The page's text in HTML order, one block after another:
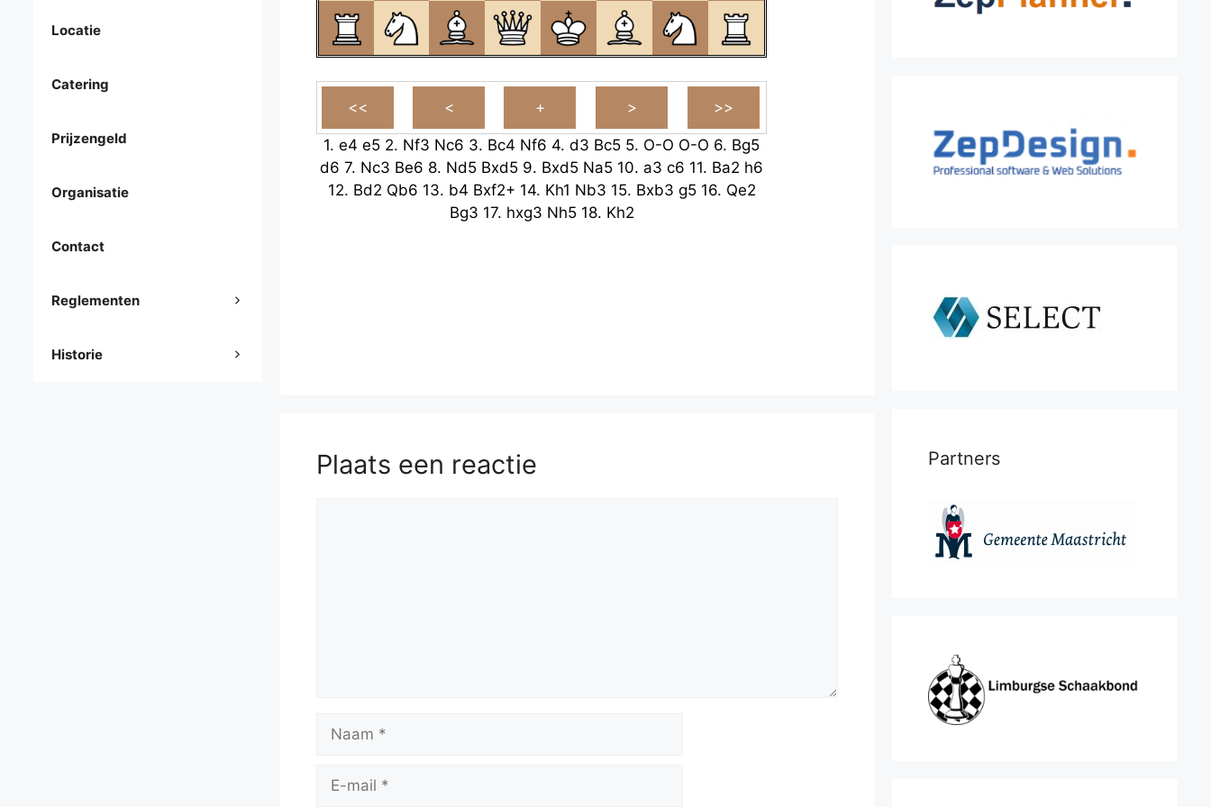
1. e4 e5 2. Nf3 Nc6 3. Bc4 Nf6 4. d3 Bc5 5. O-O O-O 6. Bg5
d6 7. Nc3 Be6 8. Nd5 Bxd5 9. Bxd5 Na5 10. a3 c6 11. Ba2 h6
12. Bd2 Qb6 13. b4 Bxf2+ 14. Kh1 Nb3 15. Bxb3 g5 16. Qe2
Bg3 17. hxg3 Nh5 18. Kh2
Plaats een reactie
mail
Locatie
Catering
Prijzengeld
Organisatie
Contact
Reglementen
Historie
Partners